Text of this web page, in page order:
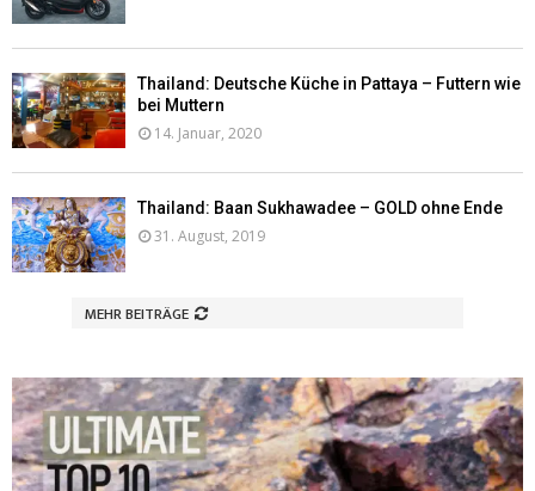
Thailand: Deutsche Küche in Pattaya – Futtern wie
bei Muttern
14. Januar, 2020
Thailand: Baan Sukhawadee – GOLD ohne Ende
31. August, 2019
MEHR BEITRÄGE